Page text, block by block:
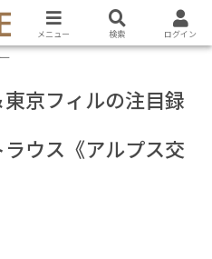
京フィルの注目録
ウス《アルプス交
メニュー 検索 ログイン